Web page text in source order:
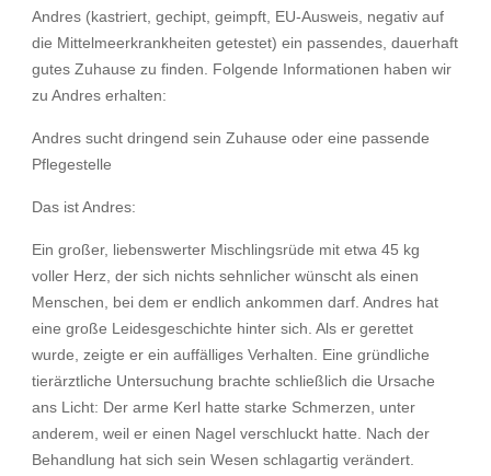
Andres (kastriert, gechipt, geimpft, EU-Ausweis, negativ auf
die Mittelmeerkrankheiten getestet) ein passendes, dauerhaft
gutes Zuhause zu finden. Folgende Informationen haben wir
zu Andres erhalten:
Andres sucht dringend sein Zuhause oder eine passende
Pflegestelle
Das ist Andres:
Ein großer, liebenswerter Mischlingsrüde mit etwa 45 kg
voller Herz, der sich nichts sehnlicher wünscht als einen
Menschen, bei dem er endlich ankommen darf. Andres hat
eine große Leidesgeschichte hinter sich. Als er gerettet
wurde, zeigte er ein auffälliges Verhalten. Eine gründliche
tierärztliche Untersuchung brachte schließlich die Ursache
ans Licht: Der arme Kerl hatte starke Schmerzen, unter
anderem, weil er einen Nagel verschluckt hatte. Nach der
Behandlung hat sich sein Wesen schlagartig verändert.